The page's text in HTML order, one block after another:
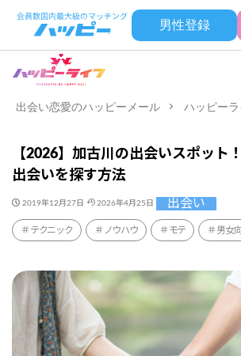
男性登録
出会い恋愛のハッピーメール ハッピーラ
【2026】加古川の出会いスポット
出会いを探す方法
2019年12月27日 2026年4月25日 出会い
テクニック ノウハウ モテ 男女